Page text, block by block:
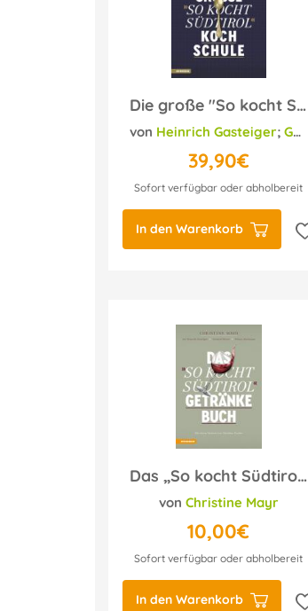
Die große "So kocht Südtirol"-Kochschule
von Heinrich Gasteiger; Gerhard Wieser
39,90€
Sofort verfügbar oder abholbereit
In den Warenkorb
Das „So kocht Südtirol“-Getränkebuch
von Christine Mayr
10,00€
Sofort verfügbar oder abholbereit
In den Warenkorb